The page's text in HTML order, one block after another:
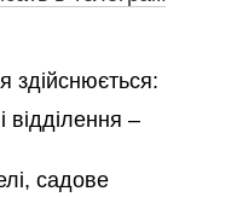
здійснюється:
–
садове